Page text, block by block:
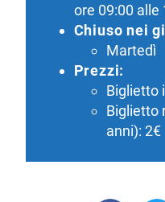
ore 09:00 alle
Chiuso nei
Martedì
Prezzi:
Biglietto
Biglietto
anni): 2€